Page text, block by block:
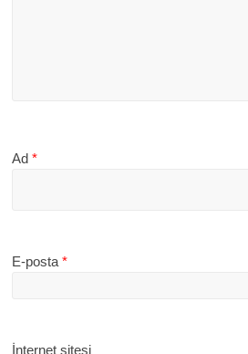
Ad*
E-posta*
İnternet sitesi